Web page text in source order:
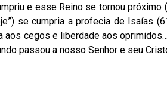
e esse Reino se tornou
se cumpria a profecia de Isaías
aos cegos e liberdade aos
passou a nosso Senhor e seu